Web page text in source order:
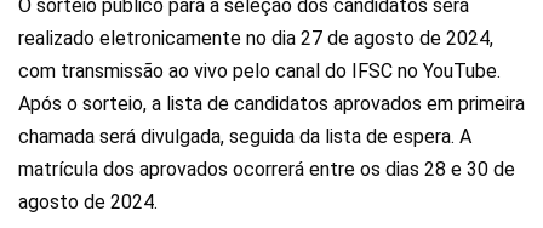
O sorteio público para a seleção dos candidatos será
realizado eletronicamente no dia 27 de agosto de 2024,
com transmissão ao vivo pelo canal do IFSC no YouTube.
Após o sorteio, a lista de candidatos aprovados em primeira
chamada será divulgada, seguida da lista de espera. A
matrícula dos aprovados ocorrerá entre os dias 28 e 30 de
agosto de 2024.